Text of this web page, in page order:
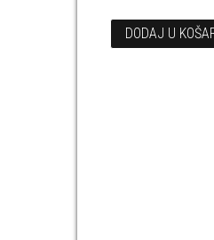
DODAJ U